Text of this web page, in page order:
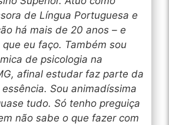
de Língua Portuguesa e
há mais de 20 anos – e
que eu faço. Também sou
de psicologia na
afinal estudar faz parte da
Sou animadíssima
tudo. Só tenho preguiça
não sabe o que fazer com